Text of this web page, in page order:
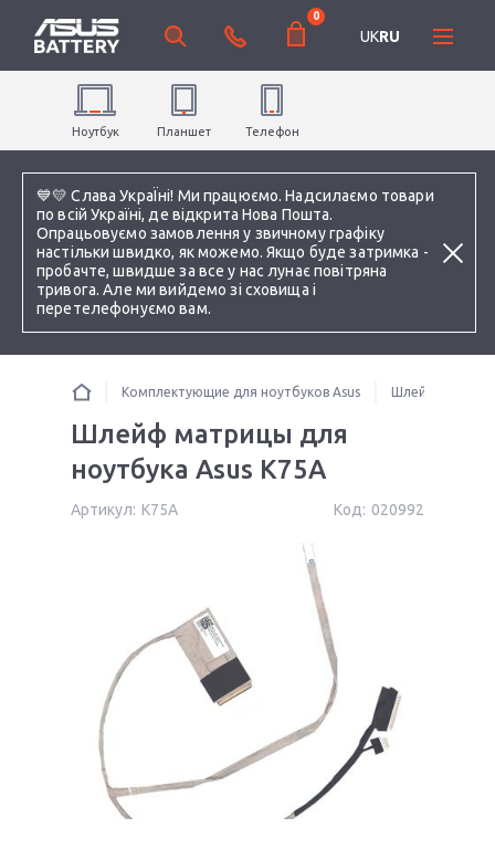
💙💛 Слава УкраЇні! Ми працюємо. Надсилаємо товари
по всій Україні, де відкрита Нова Пошта.
Опрацьовуємо замовлення у звичному графіку
настільки швидко, як можемо. Якщо буде затримка -
пробачте, швидше за все у нас лунає повітряна
тривога. Але ми вийдемо зі сховища і
перетелефонуємо вам.
0
UKRU
Ноутбук Планшет Телефон
Комплектующие для ноутбуков Asus Шлейфы для
Шлейф матрицы для
ноутбука Asus K75A
Артикул: K75A Код: 020992